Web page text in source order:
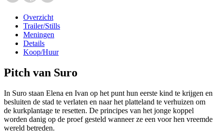
Overzicht
Trailer/Stills
Meningen
Details
Koop/Huur
Pitch van Suro
In Suro staan Elena en Ivan op het punt hun eerste kind te krijgen en
besluiten de stad te verlaten en naar het platteland te verhuizen om
de kurkplantage te resetten. De principes van het jonge koppel
worden danig op de proef gesteld wanneer ze een voor hen vreemde
wereld betreden.